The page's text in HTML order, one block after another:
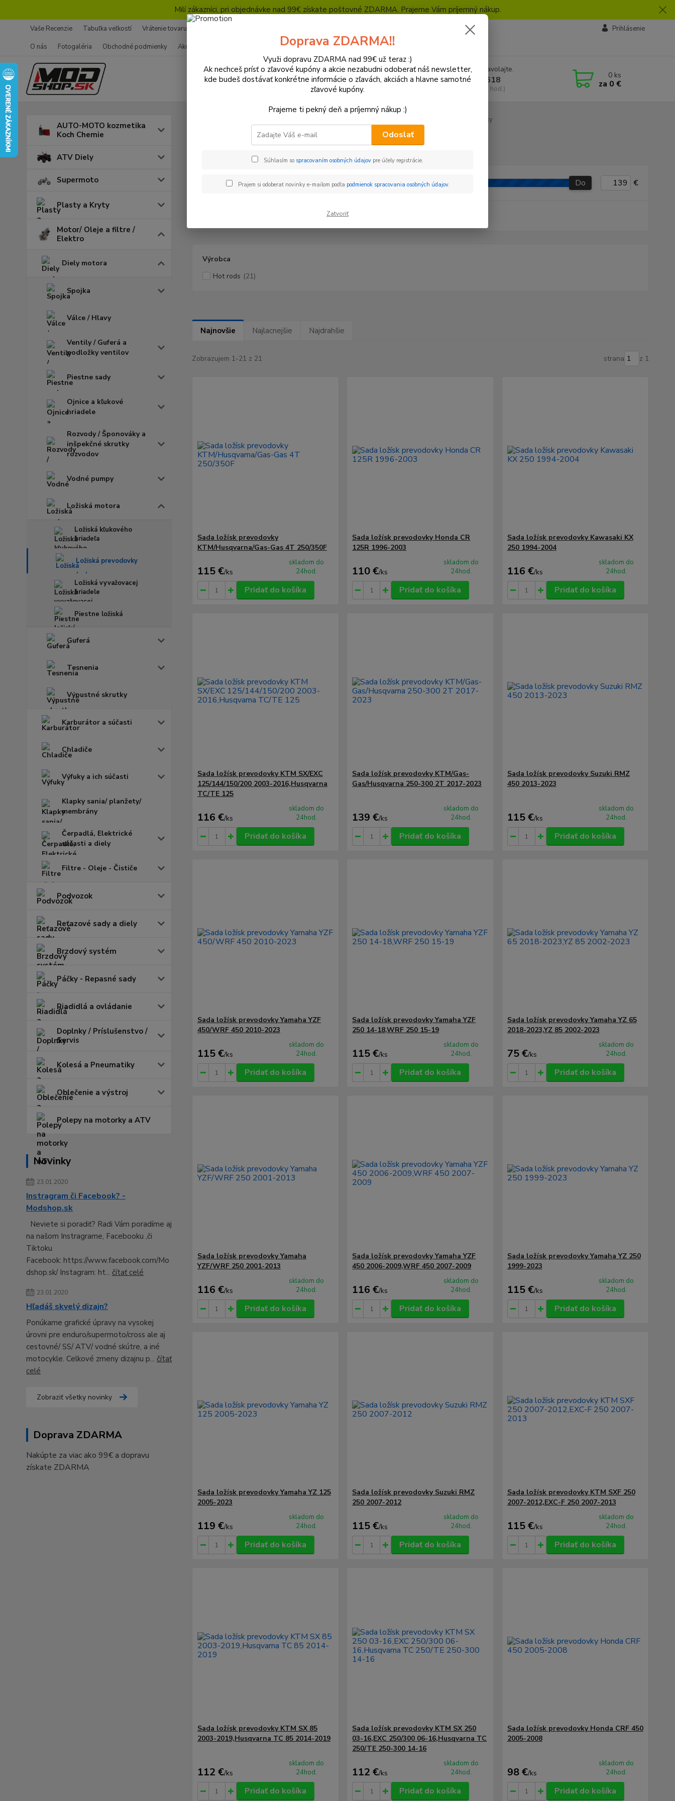
Milí zákazníci, pri objednávke nad 99€ získate poštovné ZDARMA. Prajeme Vám príjemný nákup.
Vaše Recenzie Tabuľka veľkostí Vrátenie tovaru - Formulár
O nás
Fotogaléria Obchodné podmienky Ako nakupovať Ochrana súkromia
Prihlásenie
Hľadať
Neviete si rady? Zavolajte.
+421 918 772 618
(Po-Pia, 8:30-16:30 hod.)
0 ks
za 0 €
AUTO-MOTO kozmetika
Koch Chemie
ATV Diely
Supermoto
Plasty a Kryty
Motor/ Oleje a filtre /
Elektro
Diely motora
Spojka
Válce / Hlavy
Ventily / Guferá a
podložky ventilov
Piestne sady
Ojnice a kľukové
hriadele
Rozvody / Šponováky a
inšpekčné skrutky
rozvodov
Vodné pumpy
Ložiská motora
Ložiská kľukového
hriadeľa
Ložiská prevodovky
Ložiská vyvažovacej
hriadele
Piestne ložiská
Guferá
Tesnenia
Výpustné skrutky
Karburátor a súčasti
Chladiče
Výfuky a ich súčasti
Klapky sania/ planžety/
membrány
Čerpadlá, Elektrické
súčasti a diely
Filtre - Oleje - Čističe
Podvozok
Reťazové sady a diely
Brzdový systém
Páčky - Repasné sady
Riadidlá a ovládanie
Doplnky / Príslušenstvo /
Servis
Kolesá a Pneumatiky
Oblečenie a výstroj
Polepy na motorky a ATV
Novinky
23.01.2020
Instragram či Facebook? -
Modshop.sk
Neviete si poradiť? Radi Vám poradíme aj
na našom Instragrame, Facebooku ,či
Tiktoku
Facebook: https://www.facebook.com/Mo
dshop.sk/ Instagram: ht... čítať celé
23.01.2020
Hľadáš skvelý dizajn?
Ponúkame grafické úpravy na vysokej
úrovni pre enduro/supermoto/cross ale aj
cestovné/ SS/ ATV/ vodné skútre, a iné
motocykle. Celkové zmeny dizajnu p... čítať
celé
Zobraziť všetky novinky
Doprava ZDARMA
Nakúpte za viac ako 99€ a dopravu
získate ZDARMA
Ložiská prevodovky
Ložiská prevodovky
€ Od Do €
Akcia
Výrobca
Hot rods (21)
Najnovšie Najlacnejšie Najdrahšie
Zobrazujem 1-21 z 21 strana z 1
Sada ložísk prevodovky
KTM/Husqvarna/Gas-Gas 4T 250/350F
115 €/ks
skladom do
24hod.
Pridať do košíka
Sada ložísk prevodovky Honda CR
125R 1996-2003
110 €/ks
skladom do
24hod.
Pridať do košíka
Sada ložísk prevodovky Kawasaki KX
250 1994-2004
116 €/ks
skladom do
24hod.
Pridať do košíka
Sada ložísk prevodovky KTM SX/EXC
125/144/150/200 2003-2016,Husqvarna
TC/TE 125
116 €/ks
skladom do
24hod.
Pridať do košíka
Sada ložísk prevodovky KTM/Gas-
Gas/Husqvarna 250-300 2T 2017-2023
139 €/ks
skladom do
24hod.
Pridať do košíka
Sada ložísk prevodovky Suzuki RMZ
450 2013-2023
115 €/ks
skladom do
24hod.
Pridať do košíka
Sada ložísk prevodovky Yamaha YZF
450/WRF 450 2010-2023
115 €/ks
skladom do
24hod.
Pridať do košíka
Sada ložísk prevodovky Yamaha YZF
250 14-18,WRF 250 15-19
115 €/ks
skladom do
24hod.
Pridať do košíka
Sada ložísk prevodovky Yamaha YZ 65
2018-2023,YZ 85 2002-2023
75 €/ks
skladom do
24hod.
Pridať do košíka
Sada ložísk prevodovky Yamaha
YZF/WRF 250 2001-2013
116 €/ks
skladom do
24hod.
Pridať do košíka
Sada ložísk prevodovky Yamaha YZF
450 2006-2009,WRF 450 2007-2009
116 €/ks
skladom do
24hod.
Pridať do košíka
Sada ložísk prevodovky Yamaha YZ 250
1999-2023
115 €/ks
skladom do
24hod.
Pridať do košíka
Sada ložísk prevodovky Yamaha YZ 125
2005-2023
119 €/ks
skladom do
24hod.
Pridať do košíka
Sada ložísk prevodovky Suzuki RMZ
250 2007-2012
115 €/ks
skladom do
24hod.
Pridať do košíka
Sada ložísk prevodovky KTM SXF 250
2007-2012,EXC-F 250 2007-2013
115 €/ks
skladom do
24hod.
Pridať do košíka
Sada ložísk prevodovky KTM SX 85
2003-2019,Husqvarna TC 85 2014-2019
112 €/ks
skladom do
24hod.
Pridať do košíka
Sada ložísk prevodovky KTM SX 250
03-16,EXC 250/300 06-16,Husqvarna TC
250/TE 250-300 14-16
112 €/ks
skladom do
24hod.
Pridať do košíka
Sada ložísk prevodovky Honda CRF 450
2005-2008
98 €/ks
skladom do
24hod.
Pridať do košíka
Doprava ZDARMA!!
Využi dopravu ZDARMA nad 99€ už teraz :)
Ak nechceš prísť o zľavové kupóny a akcie nezabudni odoberať náš newsletter,
kde budeš dostávať konkrétne informácie o zľavách, akciách a hlavne samotné
zľavové kupóny.
Prajeme ti pekný deň a príjemný nákup :)
Odoslať
Súhlasím so spracovaním osobných údajov pre účely registrácie.
Prajem si odoberať novinky e-mailom podľa podmienok spracovania osobných údajov.
Zatvoriť